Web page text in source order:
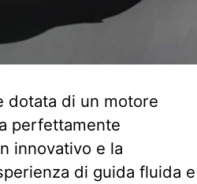
dotata di un motore
perfettamente
innovativo e la
di guida fluida e